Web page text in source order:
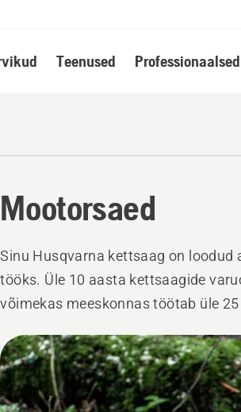
Teenused Professionaalsed
Mootorsaed
Sinu Husqvarna kettsaag on
tööks. Üle 10 aasta kettsaagide
võimekas meeskonnas töötab üle
Kuva
kõik
tooted